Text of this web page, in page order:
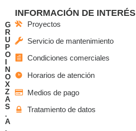
G
R
U
P
O
I
N
O
X
Z
A
S
.
A
.
INFORMACIÓN DE INTERÉS
Proyectos
Servicio de mantenimiento
Condiciones comerciales
Horarios de atención
Medios de pago
Tratamiento de datos